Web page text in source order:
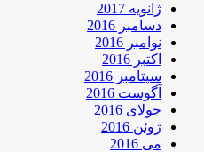
ژانویه 2017
دسامبر 2016
نوامبر 2016
اکتبر 2016
سپتامبر 2016
آگوست 2016
جولای 2016
ژوئن 2016
می 2016